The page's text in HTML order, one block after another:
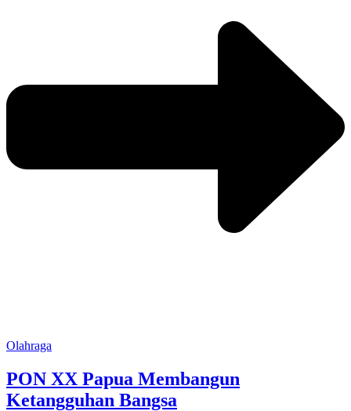
Categories
Olahraga
PON XX Papua Membangun
Ketangguhan Bangsa